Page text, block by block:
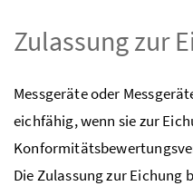
Zulassung zur
Messgeräte oder
eichfähig, wenn sie zur
Die Zulassung zur Eichung